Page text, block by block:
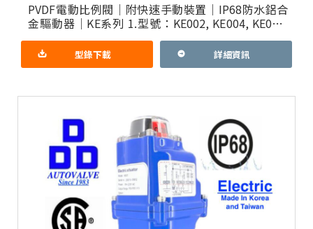
PVDF電動比例閥｜附快速手動裝置｜IP68防水鋁合
金驅動器｜KE系列 1.型號：KE002, KE004, KE005,
KE006, KE008, KE01
型錄下載 詳細資訊